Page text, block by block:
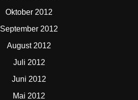
Oktober 2012
September 2012
August 2012
Juli 2012
Juni 2012
Mai 2012